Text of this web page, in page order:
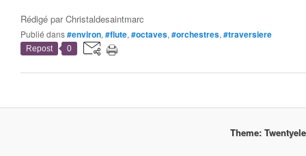
Rédigé parChristaldesaintmarc
Publié dans#environ, #flute, #octaves, #orchestres, #traversiere
Repost 0
Theme: